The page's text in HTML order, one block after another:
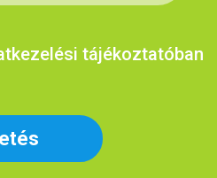
tájékoztatóban